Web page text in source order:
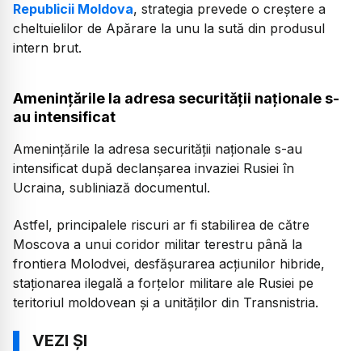
Republicii Moldova, strategia prevede o creștere a
cheltuielilor de Apărare la unu la sută din produsul
intern brut.
Amenințările la adresa securității naționale s-
au intensificat
Amenințările la adresa securității naționale s-au
intensificat după declanșarea invaziei Rusiei în
Ucraina, subliniază documentul.
Astfel, principalele riscuri ar fi stabilirea de către
Moscova a unui coridor militar terestru până la
frontiera Molodvei, desfășurarea acțiunilor hibride,
staționarea ilegală a forțelor militare ale Rusiei pe
teritoriul moldovean și a unităților din Transnistria.